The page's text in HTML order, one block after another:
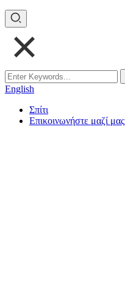
English
Σπίτι
Επικοινωνήστε μαζί μας